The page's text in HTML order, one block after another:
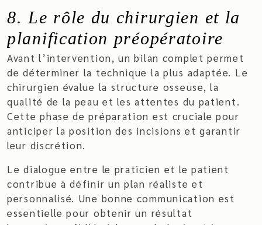
8. Le rôle du chirurgien et la
planification préopératoire
Avant l’intervention, un bilan complet permet
de déterminer la technique la plus adaptée. Le
chirurgien évalue la structure osseuse, la
qualité de la peau et les attentes du patient.
Cette phase de préparation est cruciale pour
anticiper la position des incisions et garantir
leur discrétion.
Le dialogue entre le praticien et le patient
contribue à définir un plan réaliste et
personnalisé. Une bonne communication est
essentielle pour obtenir un résultat